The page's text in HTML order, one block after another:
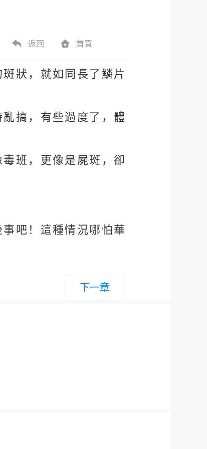
返回 首頁
狀，就如同長了鱗片
搞，有些過度了，體
班，更像是屍斑，卻
吧！這種情況哪怕華
下一章